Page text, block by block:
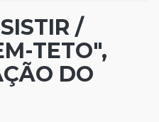
WEBSERIES
/
TETO",
DO